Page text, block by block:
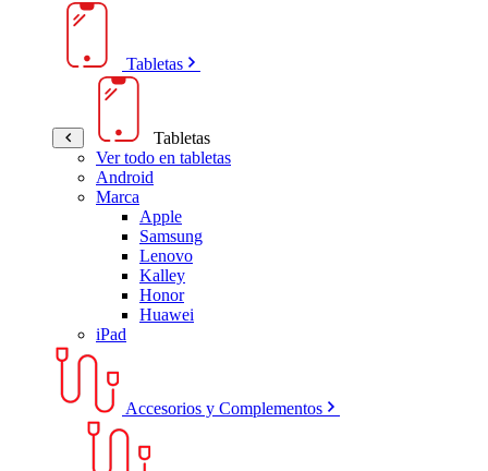
Tabletas
Tabletas
Ver todo en tabletas
Android
Marca
Apple
Samsung
Lenovo
Kalley
Honor
Huawei
iPad
Accesorios y Complementos